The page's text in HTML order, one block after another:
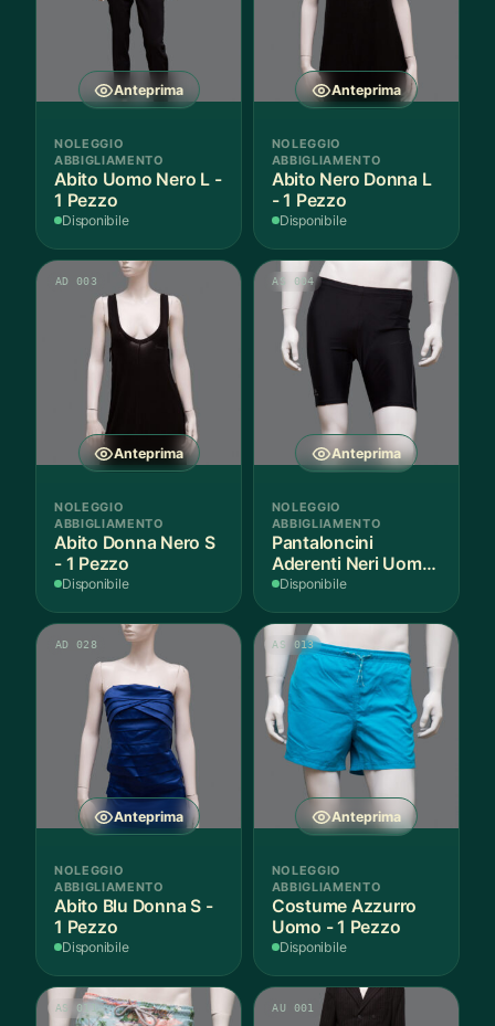
Anteprima
NOLEGGIO
ABBIGLIAMENTO
Abito Uomo Nero L -
1 Pezzo
Disponibile
Anteprima
NOLEGGIO
ABBIGLIAMENTO
Abito Nero Donna L
- 1 Pezzo
Disponibile
Anteprima
AD 003
NOLEGGIO
ABBIGLIAMENTO
Abito Donna Nero S
- 1 Pezzo
Disponibile
Anteprima
AS 004
NOLEGGIO
ABBIGLIAMENTO
Pantaloncini
Aderenti Neri Uomo
S - 2 Paia
Disponibile
Anteprima
AD 028
NOLEGGIO
ABBIGLIAMENTO
Abito Blu Donna S -
1 Pezzo
Disponibile
Anteprima
AS 013
NOLEGGIO
ABBIGLIAMENTO
Costume Azzurro
Uomo - 1 Pezzo
Disponibile
AS 011 AU 001